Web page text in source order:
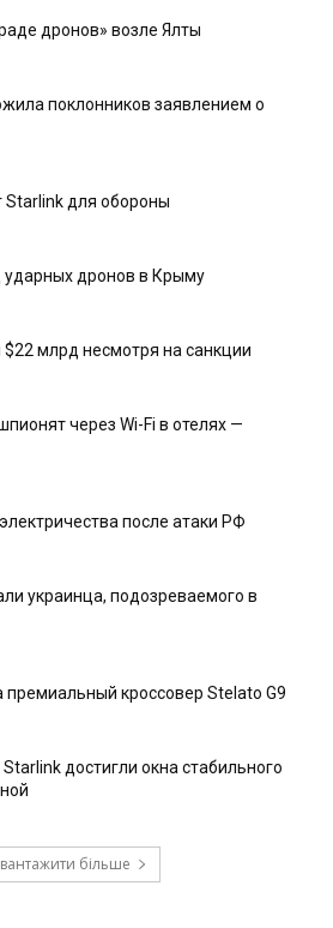
дронов» возле Ялты
поклонников заявлением о
Starlink для обороны
ударных дронов в Крыму
млрд несмотря на санкции
через Wi-Fi в отелях —
после атаки РФ
украинца, подозреваемого в
премиальный кроссовер Stelato G9
достигли окна стабильного
більше